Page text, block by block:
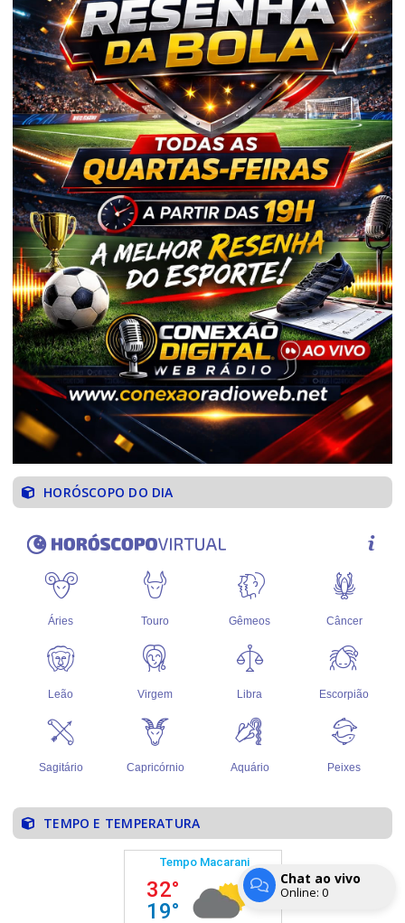
HORÓSCOPO DO DIA
TEMPO E TEMPERATURA
Chat ao vivo
Online: 0